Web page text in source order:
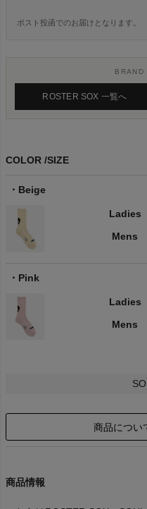
ポスト投函でのお届けとなります。
BRAND
ROSTER SOX 一覧へ
COLOR SIZE
Beige
Ladies
Mens
Pink
Ladies
Mens
商品につい
商品情報